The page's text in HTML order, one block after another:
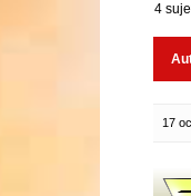
4
17